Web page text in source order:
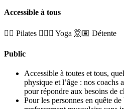
Accessible à tous
🤸‍♀️ Pilates 🧘🏼‍♂️ Yoga 🙆🏽 Détente
Public
Accessible à toutes et tous,
physique et l’âge : nos coachs
pour répondre aux besoins de
Pour les personnes en quête